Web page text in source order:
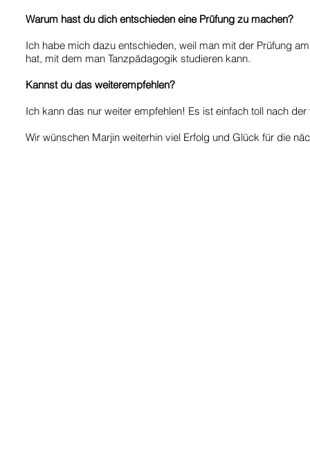
Warum hast du dich entschieden eine Prüfung zu machen?
Ich habe mich dazu entschieden, weil man mit der Prüfung
hat, mit dem man Tanzpädagogik studieren kann.
Kannst du das weiterempfehlen?
Ich kann das nur weiter empfehlen! Es ist einfach toll nach
Wir wünschen Marjin weiterhin viel Erfolg und Glück für die